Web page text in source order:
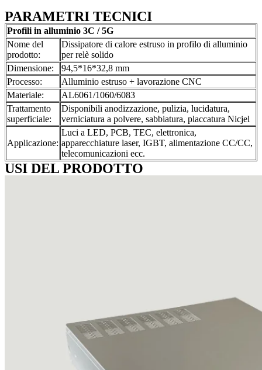
PARAMETRI TECNICI
Profili in alluminio 3C / 5G
Nome del
prodotto:
Dissipatore di calore estruso in profilo di alluminio
per relè solido
Dimensione:
94,5*16*32,8 mm
Processo:
Alluminio estruso + lavorazione CNC
Materiale:
AL6061/1060/6083
Trattamento
superficiale:
Disponibili anodizzazione, pulizia, lucidatura,
verniciatura a polvere, sabbiatura, placcatura Nicjel
Applicazione:
Luci a LED, PCB, TEC, elettronica,
apparecchiature laser, IGBT, alimentazione CC/CC,
telecomunicazioni ecc.
USI DEL PRODOTTO